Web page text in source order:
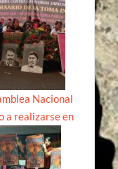
Nacional
a realizarse en